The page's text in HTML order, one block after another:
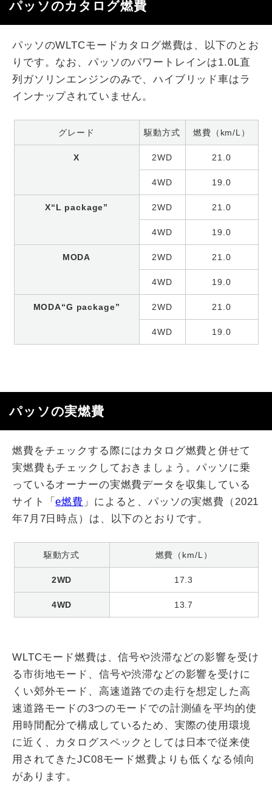
パッソのカタログ燃費
パッソのWLTCモードカタログ燃費は、以下のとお
りです。なお、パッソのパワートレインは1.0L直
列ガソリンエンジンのみで、ハイブリッド車はラ
インナップされていません。
グレード 駆動方式 燃費（km/L）
X 2WD 21.0
4WD 19.0
X“L package” 2WD 21.0
4WD 19.0
MODA 2WD 21.0
4WD 19.0
MODA“G package” 2WD 21.0
4WD 19.0
パッソの実燃費
燃費をチェックする際にはカタログ燃費と併せて
実燃費もチェックしておきましょう。パッソに乗
っているオーナーの実燃費データを収集している
サイト「e燃費 」によると、パッソの実燃費（2021
年7月7日時点）は、以下のとおりです。
駆動方式 燃費（km/L）
2WD 17.3
4WD 13.7
WLTCモード燃費は、信号や渋滞などの影響を受け
る市街地モード、信号や渋滞などの影響を受けに
くい郊外モード、高速道路での走行を想定した高
速道路モードの3つのモードでの計測値を平均的使
用時間配分で構成しているため、実際の使用環境
に近く、カタログスペックとしては日本で従来使
用されてきたJC08モード燃費よりも低くなる傾向
があります。